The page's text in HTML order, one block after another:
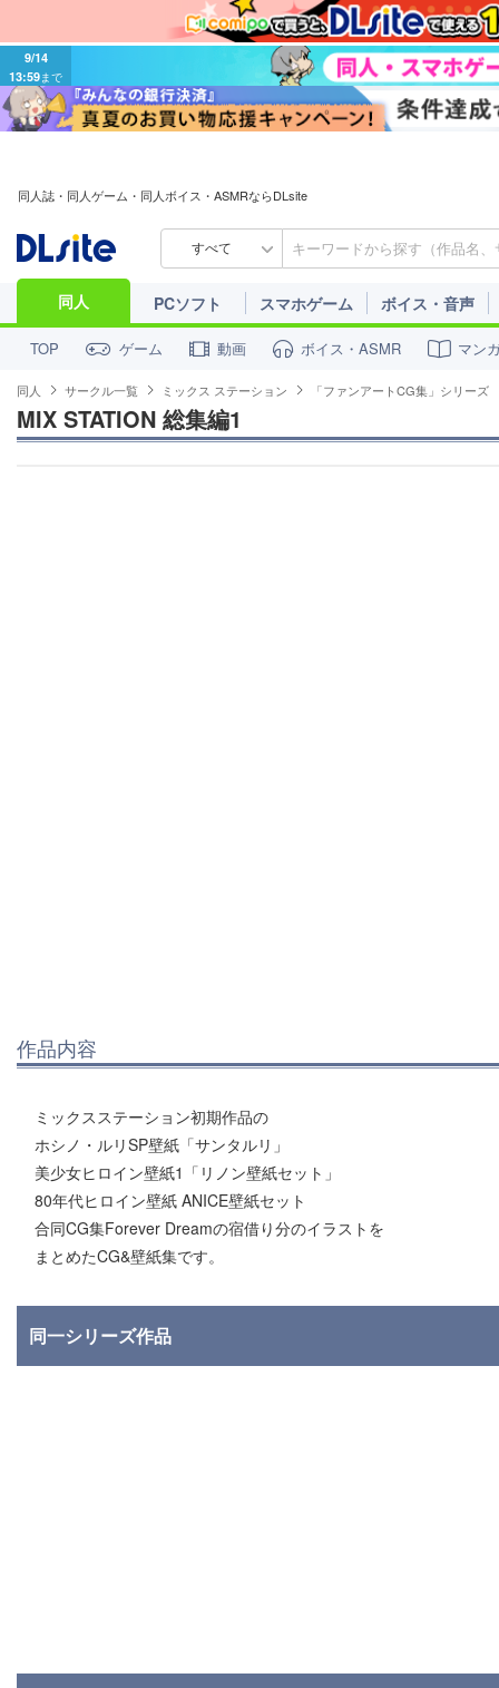
9/14
13:59まで
同人誌・同人ゲーム・同人ボイス・ASMRならDLsite
すべて
同人 PCソフト スマホゲーム ボイス・音声
TOP ゲーム 動画 ボイス・ASMR マン
同人 サークル一覧 ミックス ステーション 「ファンアートCG集」シリーズ
MIX STATION 総集編1
作品内容
ミックスステーション初期作品の
ホシノ・ルリSP壁紙「サンタルリ」
美少女ヒロイン壁紙1「リノン壁紙セット」
80年代ヒロイン壁紙 ANICE壁紙セット
合同CG集Forever Dreamの宿借り分のイラストを
まとめたCG&壁紙集です。
同一シリーズ作品